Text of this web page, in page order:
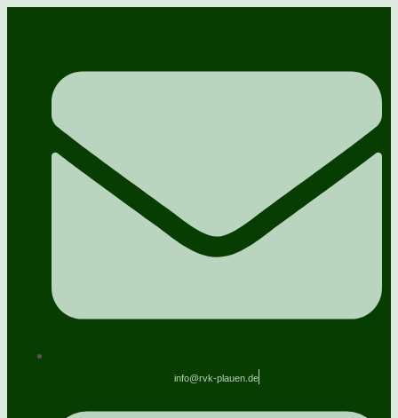
info@rvk-plauen.de